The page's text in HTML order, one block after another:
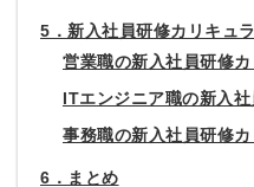
5．新入社員研修カリキュ
営業職の新入社員研修
ITエンジニア職の新入
事務職の新入社員研修
6．まとめ